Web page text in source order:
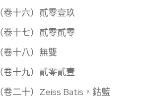
十六）貳零壹玖
十七）貳零貳零
卷十八）無雙
十九）貳零貳壹
二十）Zeiss Batis，鈷藍